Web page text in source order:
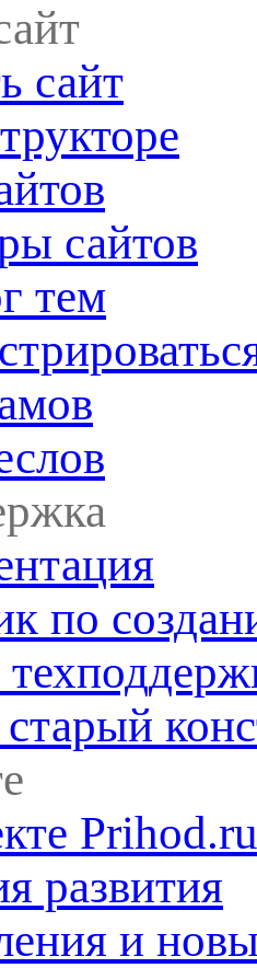
сайт
сайтов
тем
по
Prihod.ru
развития
и